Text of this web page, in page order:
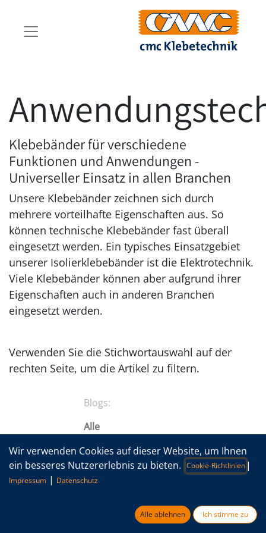
Klebebänder für verschiedene
Funktionen und Anwendungen -
Universeller Einsatz in allen Branchen
Unsere Klebebänder zeichnen sich durch
mehrere vorteilhafte Eigenschaften aus. So
können technische Klebebänder fast überall
eingesetzt werden. Ein typisches Einsatzgebiet
unserer Isolierklebebänder ist die Elektrotechnik.
Viele Klebebänder können aber aufgrund ihrer
Eigenschaften auch in anderen Branchen
eingesetzt werden.
​Verwenden Sie die Stichwortauswahl auf der
rechten Seite, um die Artikel zu filtern.
Blogs:
Alle
Neuigkeiten
Thermal Management
Wir verwenden Cookies auf dieser Website, um Ihnen
ein besseres Nutzererlebnis zu bieten. Cookie-Richtlinien |
Impressum | Datenschutz
Alle ablehnen Ich stimme zu